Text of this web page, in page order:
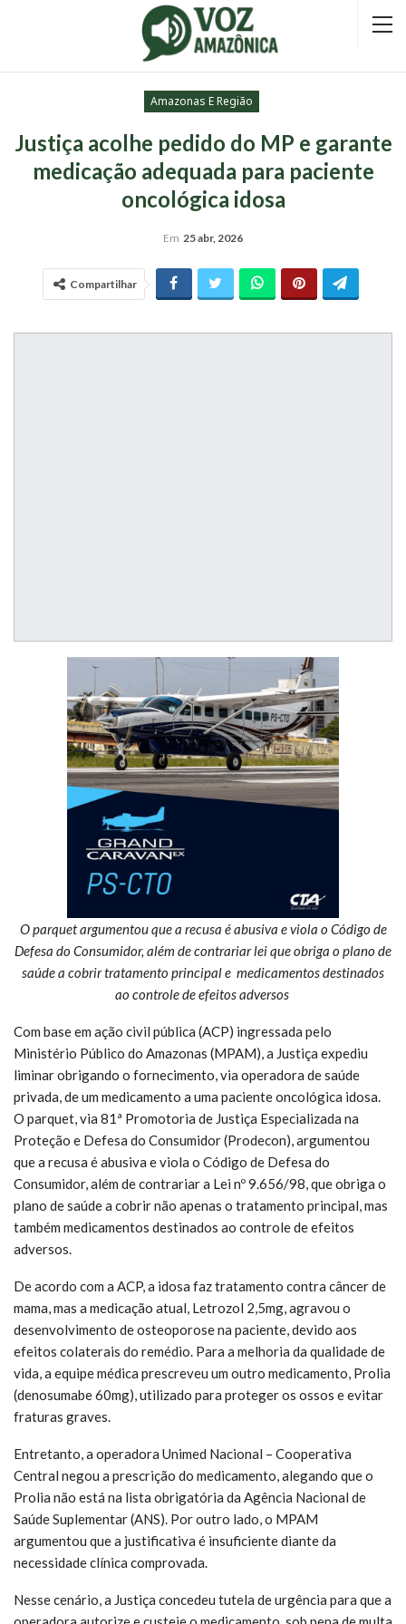
Amazonas E Região
Justiça acolhe pedido do MP e garante
medicação adequada para paciente
oncológica idosa
Em 25 abr, 2026
Compartilhar
O parquet argumentou que a recusa é abusiva e viola o Código de
Defesa do Consumidor, além de contrariar lei que obriga o plano de
saúde a cobrir tratamento principal e medicamentos destinados
ao controle de efeitos adversos
Com base em ação civil pública (ACP) ingressada pelo
Ministério Público do Amazonas (MPAM), a Justiça expediu
liminar obrigando o fornecimento, via operadora de saúde
privada, de um medicamento a uma paciente oncológica idosa.
O parquet, via 81ª Promotoria de Justiça Especializada na
Proteção e Defesa do Consumidor (Prodecon), argumentou
que a recusa é abusiva e viola o Código de Defesa do
Consumidor, além de contrariar a Lei nº 9.656/98, que obriga o
plano de saúde a cobrir não apenas o tratamento principal, mas
também medicamentos destinados ao controle de efeitos
adversos.
De acordo com a ACP, a idosa faz tratamento contra câncer de
mama, mas a medicação atual, Letrozol 2,5mg, agravou o
desenvolvimento de osteoporose na paciente, devido aos
efeitos colaterais do remédio. Para a melhoria da qualidade de
vida, a equipe médica prescreveu um outro medicamento, Prolia
(denosumabe 60mg), utilizado para proteger os ossos e evitar
fraturas graves.
Entretanto, a operadora Unimed Nacional – Cooperativa
Central negou a prescrição do medicamento, alegando que o
Prolia não está na lista obrigatória da Agência Nacional de
Saúde Suplementar (ANS). Por outro lado, o MPAM
argumentou que a justificativa é insuficiente diante da
necessidade clínica comprovada.
Nesse cenário, a Justiça concedeu tutela de urgência para que a